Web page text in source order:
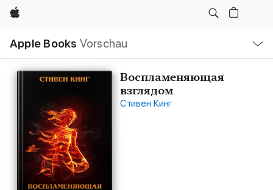
Apple
Apple Books Vorschau
Navigation
Menü
öffnen
Воспламеняющая
взглядом
Стивен Кинг